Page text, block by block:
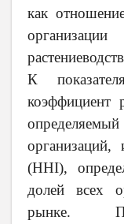
как
К
коэффициент
организаций,
(HHI),
долей всех
рынке.